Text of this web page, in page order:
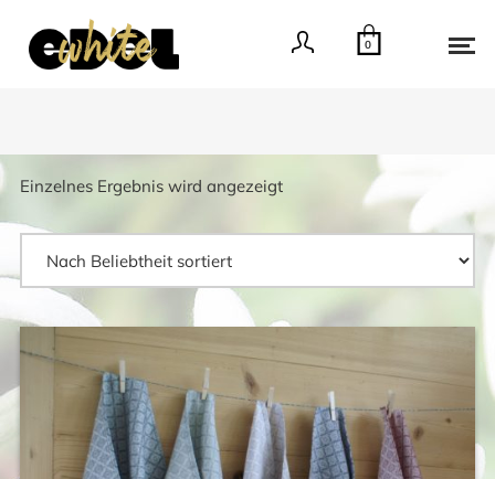
0
Einzelnes Ergebnis wird angezeigt